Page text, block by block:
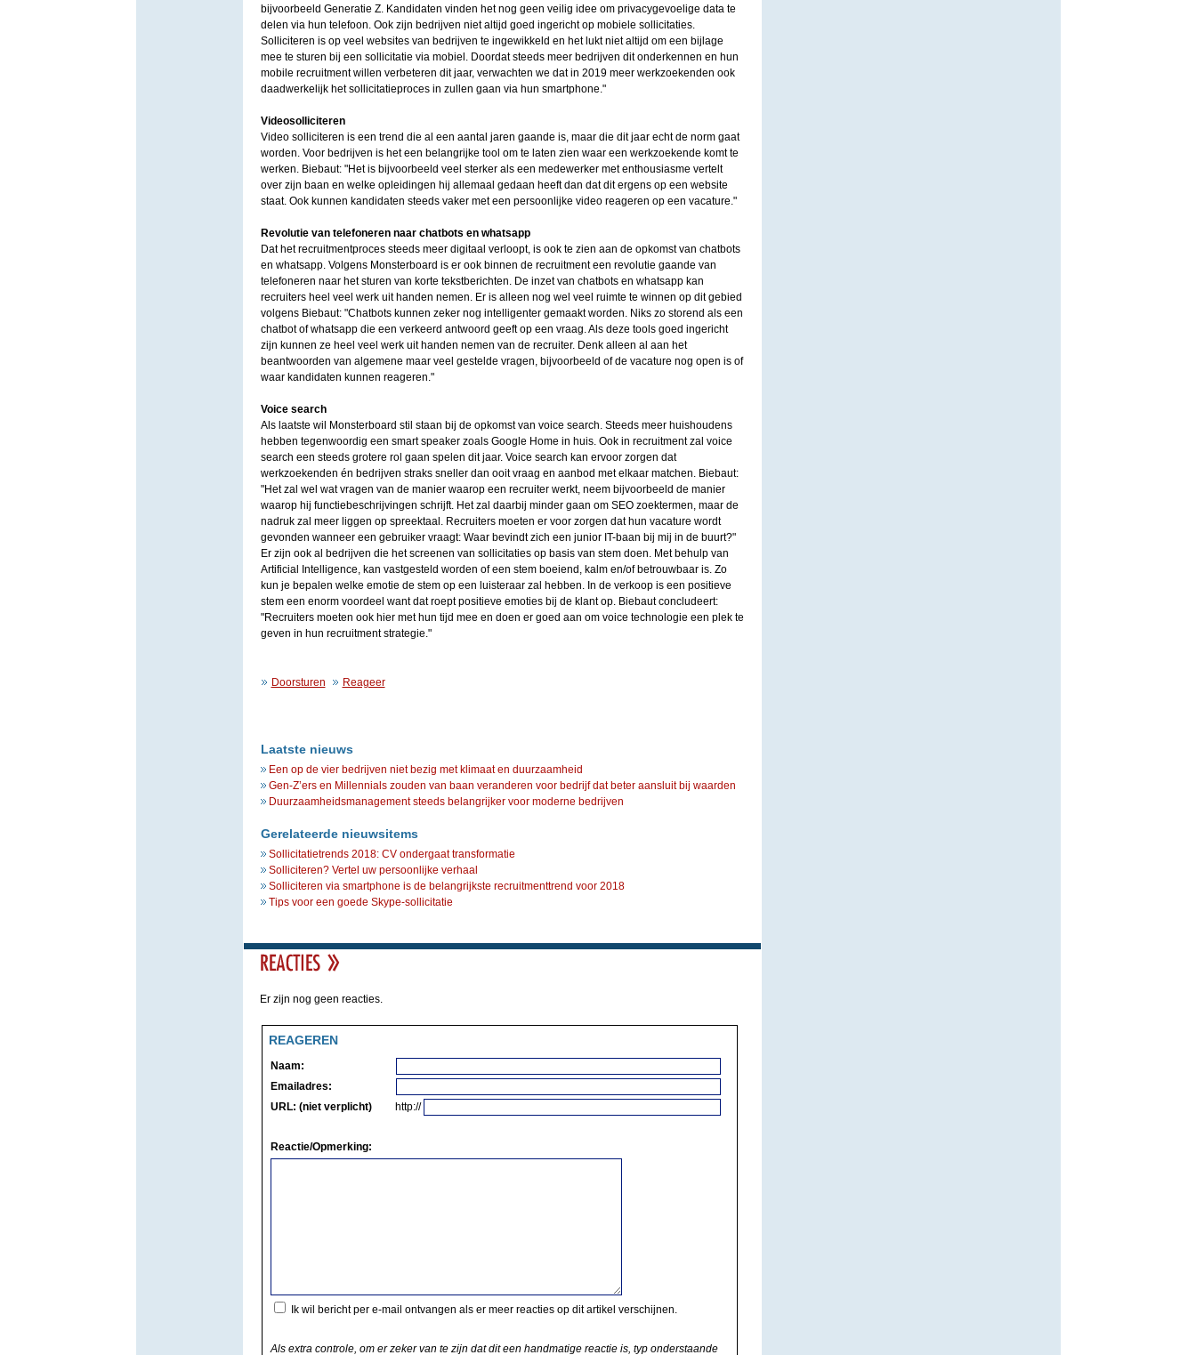
bijvoorbeeld Generatie Z. Kandidaten vinden het nog geen veilig idee om privacygevoelige data te
delen via hun telefoon. Ook zijn bedrijven niet altijd goed ingericht op mobiele sollicitaties.
Solliciteren is op veel websites van bedrijven te ingewikkeld en het lukt niet altijd om een bijlage
mee te sturen bij een sollicitatie via mobiel. Doordat steeds meer bedrijven dit onderkennen en hun
mobile recruitment willen verbeteren dit jaar, verwachten we dat in 2019 meer werkzoekenden ook
daadwerkelijk het sollicitatieproces in zullen gaan via hun smartphone."
Videosolliciteren
Video solliciteren is een trend die al een aantal jaren gaande is, maar die dit jaar echt de norm gaat
worden. Voor bedrijven is het een belangrijke tool om te laten zien waar een werkzoekende komt te
werken. Biebaut: "Het is bijvoorbeeld veel sterker als een medewerker met enthousiasme vertelt
over zijn baan en welke opleidingen hij allemaal gedaan heeft dan dat dit ergens op een website
staat. Ook kunnen kandidaten steeds vaker met een persoonlijke video reageren op een vacature."
Revolutie van telefoneren naar chatbots en whatsapp
Dat het recruitmentproces steeds meer digitaal verloopt, is ook te zien aan de opkomst van chatbots
en whatsapp. Volgens Monsterboard is er ook binnen de recruitment een revolutie gaande van
telefoneren naar het sturen van korte tekstberichten. De inzet van chatbots en whatsapp kan
recruiters heel veel werk uit handen nemen. Er is alleen nog wel veel ruimte te winnen op dit gebied
volgens Biebaut: "Chatbots kunnen zeker nog intelligenter gemaakt worden. Niks zo storend als een
chatbot of whatsapp die een verkeerd antwoord geeft op een vraag. Als deze tools goed ingericht
zijn kunnen ze heel veel werk uit handen nemen van de recruiter. Denk alleen al aan het
beantwoorden van algemene maar veel gestelde vragen, bijvoorbeeld of de vacature nog open is of
waar kandidaten kunnen reageren."
Voice search
Als laatste wil Monsterboard stil staan bij de opkomst van voice search. Steeds meer huishoudens
hebben tegenwoordig een smart speaker zoals Google Home in huis. Ook in recruitment zal voice
search een steeds grotere rol gaan spelen dit jaar. Voice search kan ervoor zorgen dat
werkzoekenden én bedrijven straks sneller dan ooit vraag en aanbod met elkaar matchen. Biebaut:
"Het zal wel wat vragen van de manier waarop een recruiter werkt, neem bijvoorbeeld de manier
waarop hij functiebeschrijvingen schrijft. Het zal daarbij minder gaan om SEO zoektermen, maar de
nadruk zal meer liggen op spreektaal. Recruiters moeten er voor zorgen dat hun vacature wordt
gevonden wanneer een gebruiker vraagt: Waar bevindt zich een junior IT-baan bij mij in de buurt?"
Er zijn ook al bedrijven die het screenen van sollicitaties op basis van stem doen. Met behulp van
Artificial Intelligence, kan vastgesteld worden of een stem boeiend, kalm en/of betrouwbaar is. Zo
kun je bepalen welke emotie de stem op een luisteraar zal hebben. In de verkoop is een positieve
stem een enorm voordeel want dat roept positieve emoties bij de klant op. Biebaut concludeert:
"Recruiters moeten ook hier met hun tijd mee en doen er goed aan om voice technologie een plek te
geven in hun recruitment strategie."
Doorsturen Reageer
Laatste nieuws
Een op de vier bedrijven niet bezig met klimaat en duurzaamheid
Gen-Z’ers en Millennials zouden van baan veranderen voor bedrijf dat beter aansluit bij waarden
Duurzaamheidsmanagement steeds belangrijker voor moderne bedrijven
Gerelateerde nieuwsitems
Sollicitatietrends 2018: CV ondergaat transformatie
Solliciteren? Vertel uw persoonlijke verhaal
Solliciteren via smartphone is de belangrijkste recruitmenttrend voor 2018
Tips voor een goede Skype-sollicitatie
Er zijn nog geen reacties.
REAGEREN
Naam:
Emailadres:
URL: (niet verplicht)
http://
Reactie/Opmerking:
Ik wil bericht per e-mail ontvangen als er meer reacties op dit artikel verschijnen.
Als extra controle, om er zeker van te zijn dat dit een handmatige reactie is, typ onderstaande